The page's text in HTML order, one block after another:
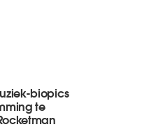
biopics
te